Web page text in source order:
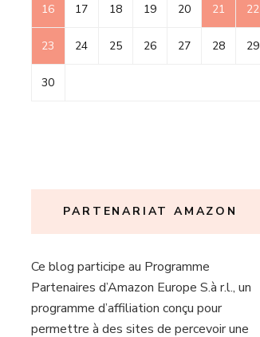
16 17 18 19 20 21 22
23 24 25 26 27 28 29
30
PARTENARIAT AMAZON
Ce blog participe au Programme
Partenaires d’Amazon Europe S.à r.l., un
programme d’affiliation conçu pour
permettre à des sites de percevoir une